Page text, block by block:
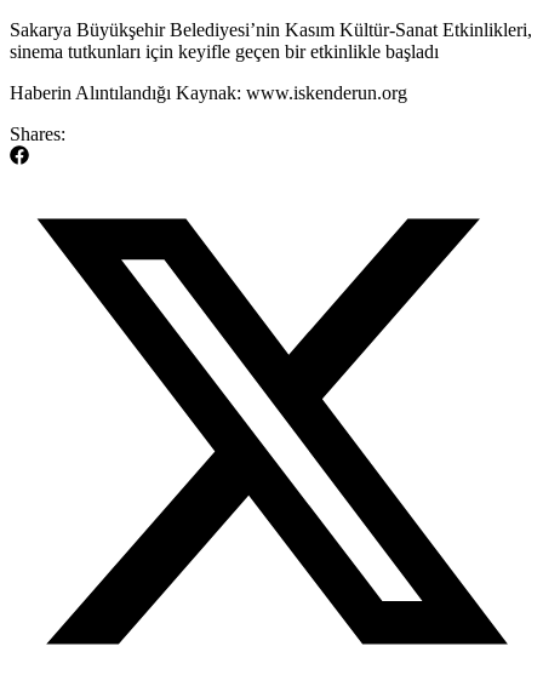
​Sakarya Büyükşehir Belediyesi’nin Kasım Kültür-Sanat Etkinlikleri,
sinema tutkunları için keyifle geçen bir etkinlikle başladı
​Haberin Alıntılandığı Kaynak: www.iskenderun.org
Shares: